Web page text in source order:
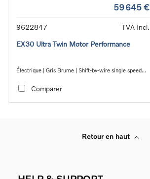
59 645 €
9622847
TVA Incl.
EX30 Ultra Twin Motor Performance
Électrique | Gris Brume | Shift-by-wire single speed
Comparer
Retour en haut